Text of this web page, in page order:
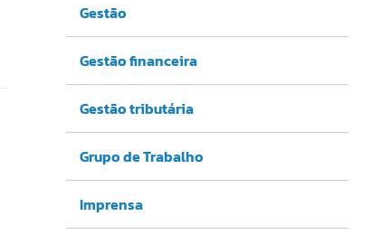
Gestão
Gestão financeira
Gestão tributária
Grupo de Trabalho
Imprensa